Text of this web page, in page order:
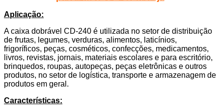
Aplicação:
A caixa dobrável CD-240 é utilizada no setor de distribuição
de frutas, legumes, verduras, alimentos, laticínios,
frigoríficos, peças, cosméticos, confecções, medicamentos,
livros, revistas, jornais, materiais escolares e para escritório,
brinquedos, roupas, autopeças, peças eletrônicas e outros
produtos, no setor de logística, transporte e armazenagem de
produtos em geral.
Características: